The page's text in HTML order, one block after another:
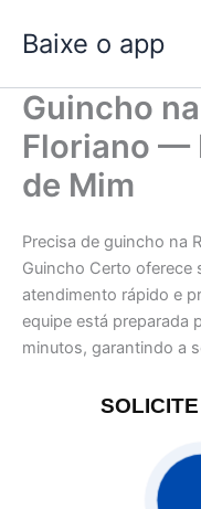
para
conteúdo
Baixe o app
Guincho
Floriano —
de Mim
Precisa de guincho na
Guincho Certo oferece
atendimento rápido e
equipe está preparada
minutos, garantindo a